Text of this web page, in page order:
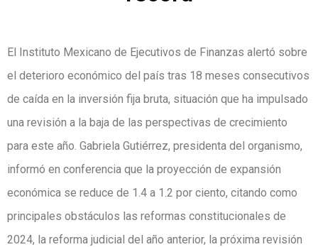
El Instituto Mexicano de Ejecutivos de Finanzas alertó sobre
el deterioro económico del país tras 18 meses consecutivos
de caída en la inversión fija bruta, situación que ha impulsado
una revisión a la baja de las perspectivas de crecimiento
para este año. Gabriela Gutiérrez, presidenta del organismo,
informó en conferencia que la proyección de expansión
económica se reduce de 1.4 a 1.2 por ciento, citando como
principales obstáculos las reformas constitucionales de
2024, la reforma judicial del año anterior, la próxima revisión